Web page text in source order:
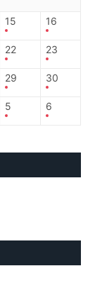
15 16
22 23
29 30
5 6